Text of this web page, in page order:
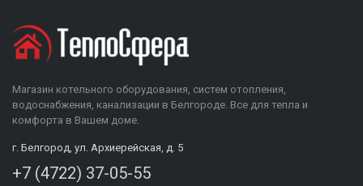
Магазин котельного оборудования, систем отопления,
водоснабжения, канализации в Белгороде. Все для тепла и
комфорта в Вашем доме.
г. Белгород, ул. Архиерейская, д. 5
+7 (4722) 37-05-55